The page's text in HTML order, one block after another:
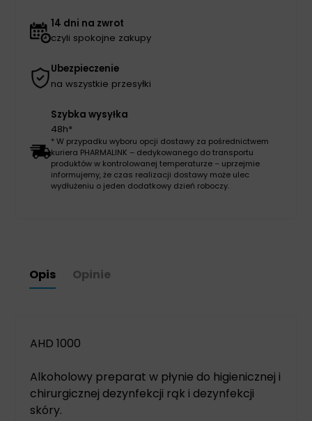
14 dni na zwrot
czyli spokojne zakupy
Ubezpieczenie
na wszystkie przesyłki
Szybka wysyłka
48h*
* W przypadku wyboru opcji dostawy za pośrednictwem
kuriera PHARMALINK – dedykowanego do transportu
produktów w kontrolowanej temperaturze – uprzejmie
informujemy, że czas realizacji dostawy może ulec
wydłużeniu o jeden dodatkowy dzień roboczy.
Opis Opinie
AHD 1000
Alkoholowy preparat w płynie do higienicznej i
chirurgicznej dezynfekcji rąk i dezynfekcji
skóry.